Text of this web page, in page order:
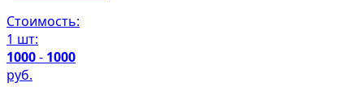
Стоимость:
1 шт:
1000- 1000
руб.